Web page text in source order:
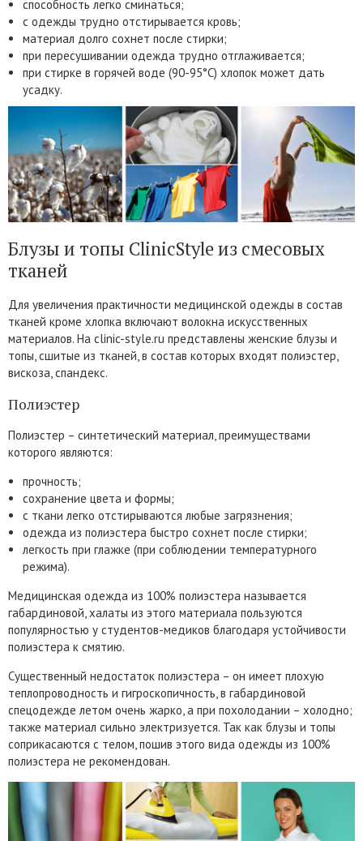
способность легко сминаться;
с одежды трудно отстирывается кровь;
материал долго сохнет после стирки;
при пересушивании одежда трудно отглаживается;
при стирке в горячей воде (90-95°C) хлопок может дать
усадку.
Блузы и топы ClinicStyle из смесовых
тканей
Для увеличения практичности медицинской одежды в состав
тканей кроме хлопка включают волокна искусственных
материалов. На clinic-style.ru представлены женские блузы и
топы, сшитые из тканей, в состав которых входят полиэстер,
вискоза, спандекс.
Полиэстер
Полиэстер – синтетический материал, преимуществами
которого являются:
прочность;
сохранение цвета и формы;
с ткани легко отстирываются любые загрязнения;
одежда из полиэстера быстро сохнет после стирки;
легкость при глажке (при соблюдении температурного
режима).
Медицинская одежда из 100% полиэстера называется
габардиновой, халаты из этого материала пользуются
популярностью у студентов-медиков благодаря устойчивости
полиэстера к смятию.
Существенный недостаток полиэстера – он имеет плохую
теплопроводность и гигроскопичность, в габардиновой
спецодежде летом очень жарко, а при похолодании – холодно;
также материал сильно электризуется. Так как блузы и топы
соприкасаются с телом, пошив этого вида одежды из 100%
полиэстера не рекомендован.